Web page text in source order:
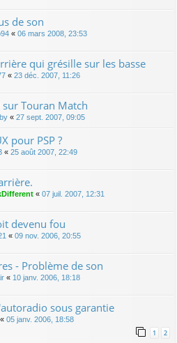
de son
« 06 mars 2008, 23:53
qui grésille sur les basse
« 23 déc. 2007, 11:26
sur Touran Match
« 27 sept. 2007, 09:05
pour PSP ?
« 25 août 2007, 22:49
« 07 juil. 2007, 12:31
devenu fou
« 09 nov. 2006, 20:55
- Problème de son
« 10 janv. 2006, 18:18
sous garantie
« 05 janv. 2006, 18:58
1 2